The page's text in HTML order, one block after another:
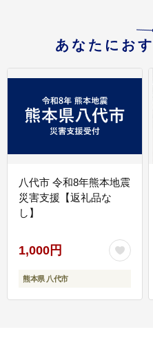
あなたにお
八代市 令和8年熊本地震
災害支援【返礼品な
し】
1,000円
熊本県 八代市